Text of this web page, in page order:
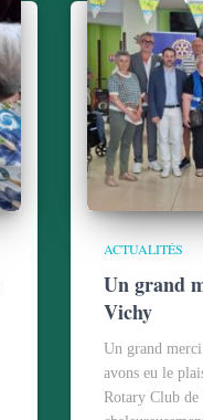
ACTUALITÉS
Un grand
Vichy
Un grand
avons eu le
Rotary Club de